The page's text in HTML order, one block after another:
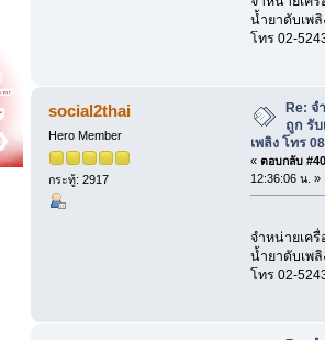
น้ำยาดับเพลิ
โทร 02-
social2thai
Hero Member
กระทู้: 2917
Re: จ
ถูก รั
เพลิง โทร
« ตอบกลับ
12:36:06 น. »
จำหน่ายเครื่
น้ำยาดับเพลิ
โทร 02-